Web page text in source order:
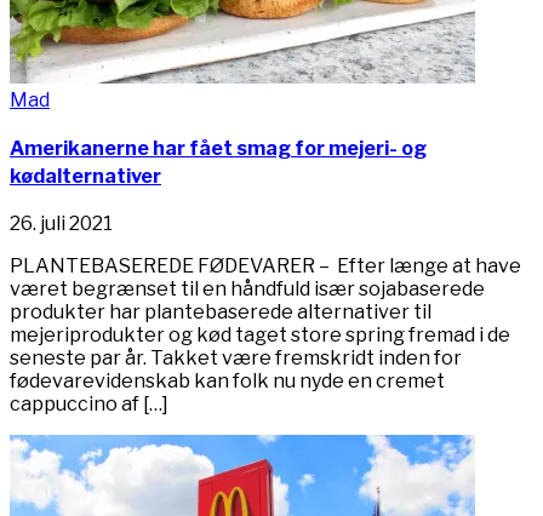
Mad
Amerikanerne har fået smag for mejeri- og
kødalternativer
26. juli 2021
PLANTEBASEREDE FØDEVARER – Efter længe at have
været begrænset til en håndfuld især sojabaserede
produkter har plantebaserede alternativer til
mejeriprodukter og kød taget store spring fremad i de
seneste par år. Takket være fremskridt inden for
fødevarevidenskab kan folk nu nyde en cremet
cappuccino af […]